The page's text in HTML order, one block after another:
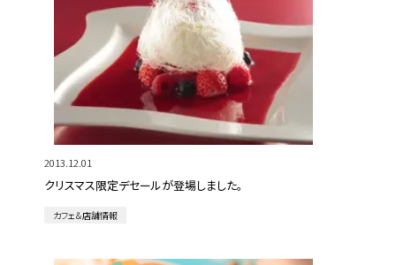
2013.12.01
クリスマス限定デセールが登場しました。
カフェ＆店舗情報